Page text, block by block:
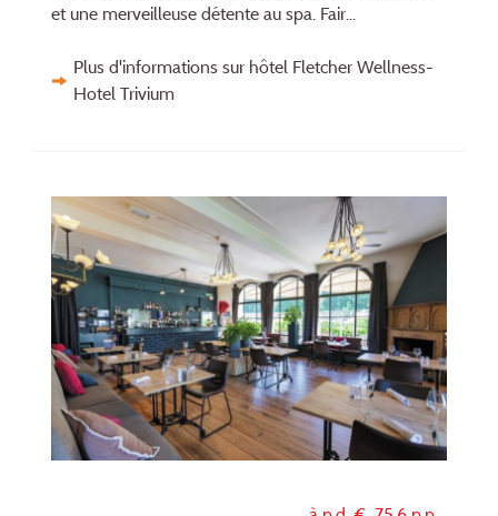
et une merveilleuse détente au spa. Fair...
Plus d'informations sur hôtel Fletcher Wellness-
Hotel Trivium